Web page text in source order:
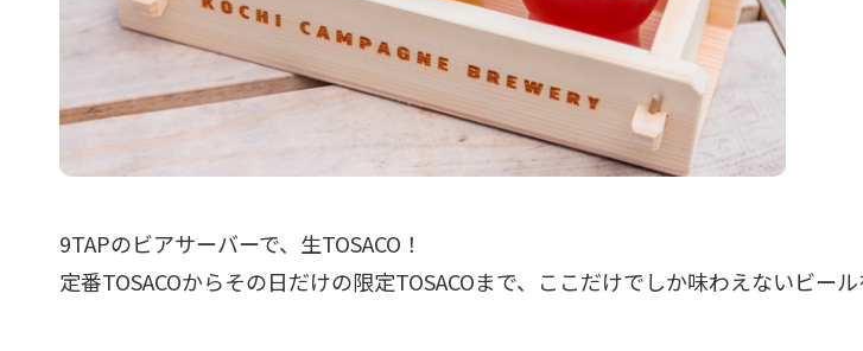
9TAPのビアサーバーで、生TOSACO！
定番TOSACOからその日だけの限定TOSACOまで、ここだけでしか味わえないビー